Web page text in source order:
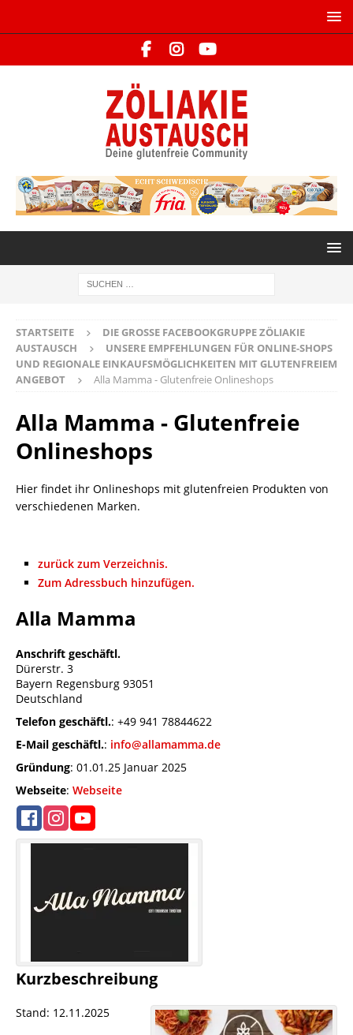
STARTSEITE
DIE GROSSE FACEBOOKGRUPPE ZÖLIAKIE A
USTAUSCH
UNSERE EMPFEHLUNGEN FÜR ONLINE-SHOPS
UND REGIONALE EINKAUFSMÖGLICHKEITEN MIT GLUTENFREIEM
ANGEBOT
Alla Mamma - Glutenfreie Onlineshops
Alla Mamma - Glutenfreie
Onlineshops
Hier findet ihr Onlineshops mit glutenfreien Produkten von
verschiedenen Marken.
zurück zum Verzeichnis.
Zum Adressbuch hinzufügen.
Alla Mamma
Anschrift geschäftl.
Dürerstr. 3
Bayern Regensburg 93051
Deutschland
Telefon geschäftl.: +49 941 78844622
E-Mail geschäftl.: info@allamamma.de
Gründung: 01.01.25 Januar 2025
Webseite: Webseite
Kurzbeschreibung
Stand: 12.11.2025